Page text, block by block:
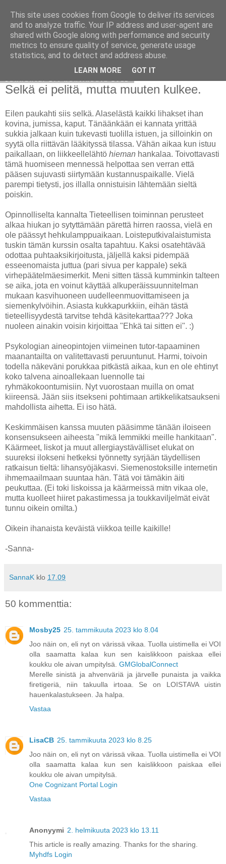
Avoin blogiskelija
Selkä ei pelitä, mutta muuten kulkee.
Eilen paukahti siis selkä. Alaselästä kaikki lihakset ihan
kovina, jumissa, kaput. Tänäänkään ei kannata yrittää
sukkia jalkaan kuin tukevasti tuolilla istuen, ja silloinkin on
syytä olla riittävän lääkityssä tilassa. Vähän aikaa kun istuu
paikallaan, on liikkeellelähtö hieman hankalaa. Toivottavasti
tämä huomiseen mennessä helpottaa sen verran että
pääsen sujuvasti siirtymään kustannuspaikalle. Vielä
parempi tietysti, jos illalla onnistuisin lähtemään sieltä
poiskin.
Opinnolliselta kannalta Tieteellisen toiminnan perusteet
alkaa hiukan jo sytyttämään pärettä hirren raossa, vielä en
ole päässyt hehkulamppuaikaan. Loisteputkivalaistumista
tuskin tämän kurssin osalta tapahtuu. Kaksi osatehtävää
odottaa puhtaaksikirjoitusta, jäljellä kaksi pidempää
esseenomaista juttua (pari sivua per kappale) sekä
virhepäätelmäesimerkit. Meni sitten tässä kumminkin talteen
se aika, jota en voinut käyttää alkuperäissuunnitelman
mukaan kasvihuoneen uudelleenmuovittamiseen ja
siemenkylvöihin. Asiasta kukkapurkkiin, eihän tästä
tieteellisyydestä tarvitse tehdä käsitekarttaa??? Joka
nuoleen ainakin voisin kirjoittaa "Ehkä tai sitten ei". :)
Psykologian aineopintojen viimeinen tutor-tapaaminen
maanantailta on valitettavasti peruuntunut. Harmi, toivoin
todella näkeväni porukkaa pitkästä aikaa, kun en ole ehtinyt
koko talvena ainoallekaan luennolle tai
ryhmäkokoontumisiin. Nyt vuorostaan muilla on omat
kiireensä. Jään siis itsekseni pohtimaan artikkelikatsaukseni
mahdollista aihetta. Ei iso hätä.
Keskimmäisen kanssa muuten pääsimme tänään iloiseen
konsensukseen aiheesta "mikä lemmikki meille hankitaan".
Käärmeet, liskot ja muut allergiaystävälliset elukat on
suureksi ilokseni hetkeksi työnnetty syrjään täydellisen
ratkaisun tieltä: lihansyöjäkasvi. Siemenostoksille internetin
ihmemaailmaan suuntaa hän. Tätä voi tämäkin äiti
peukuttaa. (Ei toki liskoissa ja käärmeissä mitn vikaa ole,
mutta kuolleet hiiret pakastimessa ja toukkaviljelmät eivät
tunnu oikein omilta.)
Oikein ihanaista keväistä viikkoa teille kaikille!
-Sanna-
SannaK klo 17.09
50 kommenttia:
Mosby25 25. tammikuuta 2023 klo 8.04
Joo näin on, eli nyt on värissä vikaa. Tuolla uistimella ei VOI
olla saamatta kalaa kun sen kaislikkoon paiskaa ellei
koukku ole aivan umpitylsä. GMGlobalConnect
Merelle sinistä ja ahvenväriä ja järvelle punaista ja vaikka
firetigeriä, niin takuulla irtoaa. Se on LOISTAVA uistin
hauenkalastukseen. Ja halpa.
Vastaa
LisaCB 25. tammikuuta 2023 klo 8.25
Joo näin on, eli nyt on värissä vikaa. Tuolla uistimella ei VOI
olla saamatta kalaa kun sen kaislikkoon paiskaa ellei
koukku ole aivan umpitylsä.
One Cognizant Portal Login
Vastaa
Anonyymi 2. helmikuuta 2023 klo 13.11
This article is really amazing. Thanks for the sharing.
Myhdfs Login
This site uses cookies from Google to deliver its services
and to analyze traffic. Your IP address and user-agent are
shared with Google along with performance and security
metrics to ensure quality of service, generate usage
statistics, and to detect and address abuse.
LEARN MORE GOT IT